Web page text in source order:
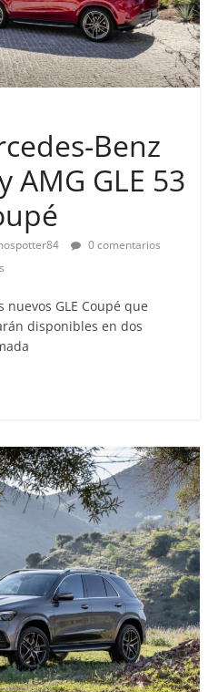
Benz
AMG GLE 53
0 comentarios
GLE Coupé que
disponibles en dos